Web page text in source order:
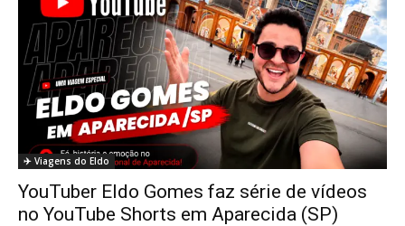
✈️ Viagens do Eldo
YouTuber Eldo Gomes faz série de vídeos
no YouTube Shorts em Aparecida (SP)